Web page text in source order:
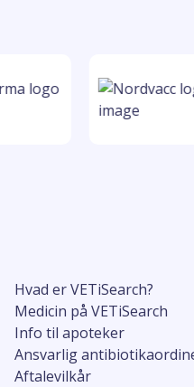
Hvad er VETiSearch?
Medicin på VETiSearch
Info til apoteker
Ansvarlig
Aftalevilkår